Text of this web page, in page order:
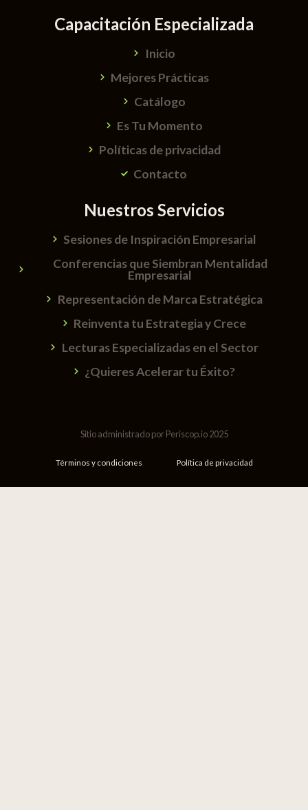
Capacitación Especializada
Inicio
Mejores Prácticas
Catálogo
Es Tu Momento
Políticas de privacidad
Contacto
Nuestros Servicios
Sesiones de Inspiración Empresarial
Conferencias que Siembran Mentalidad
Empresarial
Representación de Marca Estratégica
Reinventa tu Estrategia y Crece
Lecturas Especializadas en el Sector
¿Quieres Acelerar tu Éxito?
Sitio administrado por Periscop.io 2025
Términos y condiciones Política de privacidad